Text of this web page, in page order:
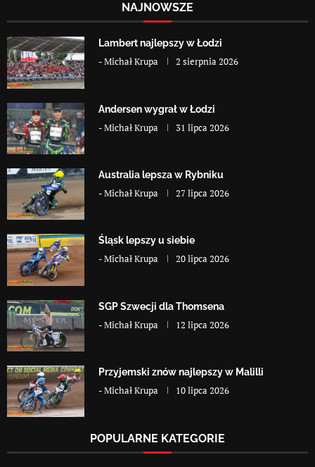
NAJNOWSZE
Lambert najlepszy w Łodzi
-Michał Krupa 2 sierpnia 2026
Andersen wygrał w Łodzi
-Michał Krupa 31 lipca 2026
Australia lepsza w Rybniku
-Michał Krupa 27 lipca 2026
Śląsk lepszy u siebie
-Michał Krupa 20 lipca 2026
SGP Szwecji dla Thomsena
-Michał Krupa 12 lipca 2026
Przyjemski znów najlepszy w Malilli
-Michał Krupa 10 lipca 2026
POPULARNE KATEGORIE